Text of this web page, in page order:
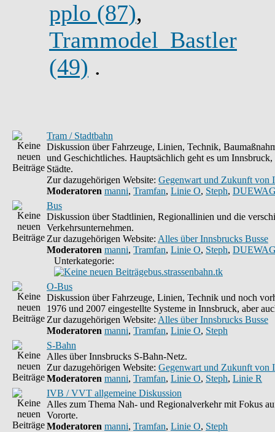
pplo (87),
Trammodel_Bastler
(49) .
Tram / Stadtbahn
Diskussion über Fahrzeuge, Linien, Technik,
und Geschichtliches. Hauptsächlich geht es um Innsbruck,
Städte.
Zur dazugehörigen Website: Gegenwart und Zukunft von
Moderatoren manni, Tramfan, Linie O, Steph,
Bus
Diskussion über Stadtlinien, Regionallinien und die
Verkehrsunternehmen.
Zur dazugehörigen Website: Alles über Innsbrucks Busse
Moderatoren manni, Tramfan, Linie O, Steph,
Unterkategorie:
bus.strassenbahn.tk
O-Bus
Diskussion über Fahrzeuge, Linien, Technik und noch
1976 und 2007 eingestellte Systeme in Innsbruck, aber
Zur dazugehörigen Website: Alles über Innsbrucks Busse
Moderatoren manni, Tramfan, Linie O, Steph
S-Bahn
Alles über Innsbrucks S-Bahn-Netz.
Zur dazugehörigen Website: Gegenwart und Zukunft von
Moderatoren manni, Tramfan, Linie O, Steph, Linie R
IVB / VVT allgemeine Diskussion
Alles zum Thema Nah- und Regionalverkehr mit Fokus
Vororte.
Moderatoren manni, Tramfan, Linie O, Steph